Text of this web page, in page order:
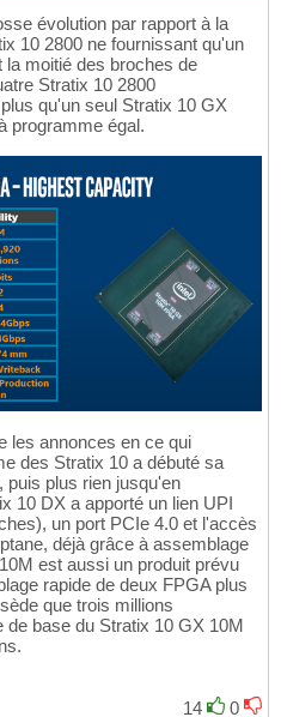
évolution par rapport à la
10 2800 ne fournissant qu'un
la moitié des broches de
Stratix 10 2800
qu'un seul Stratix 10 GX
programme égal.
les annonces en ce qui
des Stratix 10 a débuté sa
puis plus rien jusqu'en
10 DX a apporté un lien UPI
un port PCIe 4.0 et l'accès
déjà grâce à assemblage
est aussi un produit prévu
rapide de deux FPGA plus
que trois millions
base du Stratix 10 GX 10M
14
0